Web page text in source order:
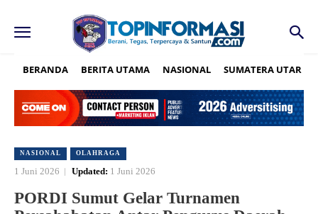
BERANDA BERITA UTAMA NASIONAL SUMATERA UTARA
NASIONAL OLAHRAGA
1 Juni 2026 Updated: 1 Juni 2026
PORDI Sumut Gelar Turnamen